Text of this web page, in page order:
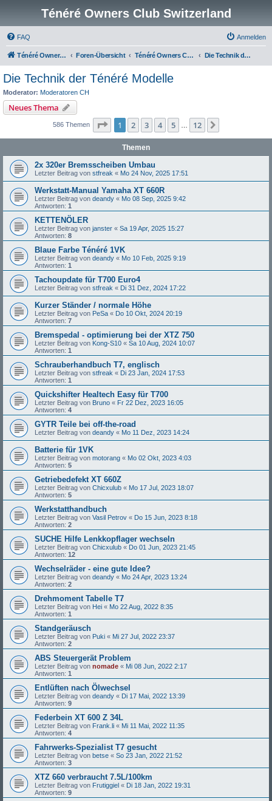
Ténéré Owners Club Switzerland
FAQ Anmelden
Ténéré Owners Club Foren-Übersicht Ténéré Owners Club Schweiz Die Technik der Ténéré Modelle
Die Technik der Ténéré Modelle
Moderator: Moderatoren CH
Neues Thema
586 Themen Seite 1von 12
1 2 3 4 5 12
Themen
2x 320er Bremsscheiben Umbau
Letzter Beitrag von stfreak « Mo 24 Nov, 2025 17:51
Werkstatt-Manual Yamaha XT 660R
Letzter Beitrag von deandy « Mo 08 Sep, 2025 9:42
Antworten: 1
KETTENÖLER
Letzter Beitrag von janster « Sa 19 Apr, 2025 15:27
Antworten: 8
Blaue Farbe Ténéré 1VK
Letzter Beitrag von deandy « Mo 10 Feb, 2025 9:19
Antworten: 1
Tachoupdate für T700 Euro4
Letzter Beitrag von stfreak « Di 31 Dez, 2024 17:22
Kurzer Ständer / normale Höhe
Letzter Beitrag von PeSa « Do 10 Okt, 2024 20:19
Antworten: 7
Bremspedal - optimierung bei der XTZ 750
Letzter Beitrag von Kong-S10 « Sa 10 Aug, 2024 10:07
Antworten: 1
Schrauberhandbuch T7, englisch
Letzter Beitrag von stfreak « Di 23 Jan, 2024 17:53
Antworten: 1
Quickshifter Healtech Easy für T700
Letzter Beitrag von Bruno « Fr 22 Dez, 2023 16:05
Antworten: 4
GYTR Teile bei off-the-road
Letzter Beitrag von deandy « Mo 11 Dez, 2023 14:24
Batterie für 1VK
Letzter Beitrag von motorang « Mo 02 Okt, 2023 4:03
Antworten: 5
Getriebedefekt XT 660Z
Letzter Beitrag von Chicxulub « Mo 17 Jul, 2023 18:07
Antworten: 5
Werkstatthandbuch
Letzter Beitrag von Vasil Petrov « Do 15 Jun, 2023 8:18
Antworten: 2
SUCHE Hilfe Lenkkopflager wechseln
Letzter Beitrag von Chicxulub « Do 01 Jun, 2023 21:45
Antworten: 12
Wechselräder - eine gute Idee?
Letzter Beitrag von deandy « Mo 24 Apr, 2023 13:24
Antworten: 2
Drehmoment Tabelle T7
Letzter Beitrag von Hei « Mo 22 Aug, 2022 8:35
Antworten: 1
Standgeräusch
Letzter Beitrag von Puki « Mi 27 Jul, 2022 23:37
Antworten: 2
ABS Steuergerät Problem
Letzter Beitrag von nomade « Mi 08 Jun, 2022 2:17
Antworten: 1
Entlüften nach Ölwechsel
Letzter Beitrag von deandy « Di 17 Mai, 2022 13:39
Antworten: 9
Federbein XT 600 Z 34L
Letzter Beitrag von Frank.li « Mi 11 Mai, 2022 11:35
Antworten: 4
Fahrwerks-Spezialist T7 gesucht
Letzter Beitrag von betse « So 23 Jan, 2022 21:52
Antworten: 3
XTZ 660 verbraucht 7.5L/100km
Letzter Beitrag von Frutiggiel « Di 18 Jan, 2022 19:31
Antworten: 9